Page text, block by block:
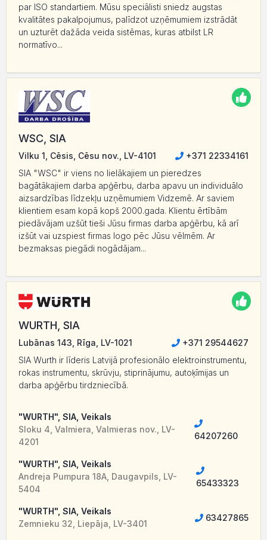
par ISO standartiem. Mūsu speciālisti sniedz augstas
kvalitātes pakalpojumus, palīdzot uzņēmumiem izstrādāt
un uzturēt dažāda veida sistēmas, kuras atbilst LR
normatīvo...
WSC, SIA
Vilku 1, Cēsis, Cēsu nov., LV-4101
+371 22334161
SIA "WSC" ir viens no lielākajiem un pieredzes
bagātākajiem darba apģērbu, darba apavu un individuālo
aizsardzības līdzekļu uzņēmumiem Vidzemē. Ar saviem
klientiem esam kopā kopš 2000.gada. Klientu ērtībām
piedāvājam uzšūt tieši Jūsu firmas darba apģērbu, kā arī
izšūt vai uzspiest firmas logo pēc Jūsu vēlmēm. Ar
bezmaksas piegādi nogādājam...
WURTH, SIA
Lubānas 143, Rīga, LV-1021
+371 29544627
SIA Wurth ir līderis Latvijā profesionālo elektroinstrumentu,
rokas instrumentu, skrūvju, stiprinājumu, autoķīmijas un
darba apģērbu tirdzniecībā.
"WURTH", SIA, Veikals
Sloku 4, Valmiera, Valmieras nov., LV-
4201
64207260
"WURTH", SIA, Veikals
Andreja Pumpura 18A, Daugavpils, LV-
5404
65433323
"WURTH", SIA, Veikals
Zemnieku 32, Liepāja, LV-3401
63427865